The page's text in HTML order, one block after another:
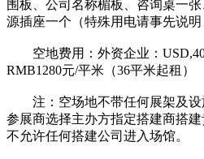
围板、公司名称楣板、咨询桌一
源插座一个（特殊用电请事先说明
空地费用：外资企业：
RMB1280元/平米（36平米起租）
注：空场地不带任何展架及设
参展商选择主办方指定搭建商搭
不允许任何搭建公司进入场馆。